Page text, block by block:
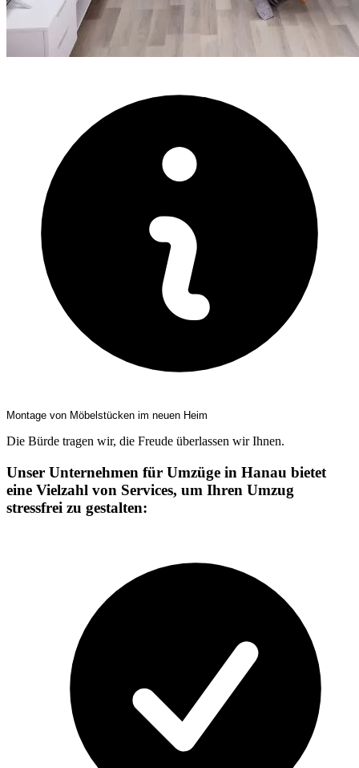
Montage von Möbelstücken im neuen Heim
Die Bürde tragen wir, die Freude überlassen wir Ihnen.
Unser Unternehmen für Umzüge in Hanau bietet
eine Vielzahl von Services, um Ihren Umzug
stressfrei zu gestalten: